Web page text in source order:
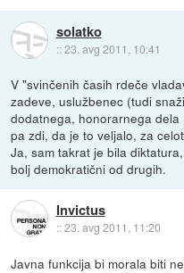
solatko
::23. avg 2011, 10:41
V "svinčenih časih rdeče
zadeve, uslužbenec (tudi
dodatnega, honorarnega
pa zdi, da je to veljalo, za
Ja, sam takrat je bila
bolj demokratični od drugih.
Invictus
::23. avg 2011, 11:20
Javna funkcija bi morala biti